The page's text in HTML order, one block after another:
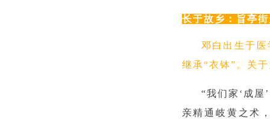
长于故乡：旨亭
邓白出生于
继承“衣钵”。关
“我们家‘成屋
亲精通岐黄之术